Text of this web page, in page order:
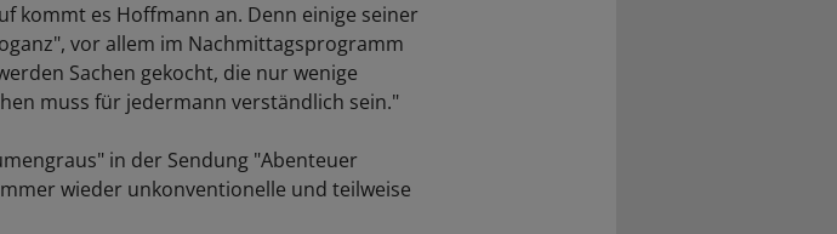
kommt es Hoffmann an. Denn einige seiner
vor allem im Nachmittagsprogramm
Sachen gekocht, die nur wenige
muss für jedermann verständlich sein."
in der Sendung "Abenteuer
wieder unkonventionelle und teilweise